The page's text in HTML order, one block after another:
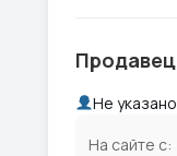
Продавец
Не указано
На сайте с: